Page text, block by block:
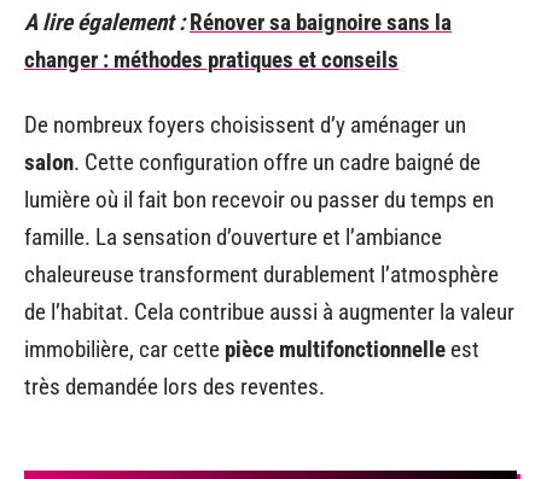
A lire également : Rénover sa baignoire sans la
changer : méthodes pratiques et conseils
De nombreux foyers choisissent d’y aménager un
salon. Cette configuration offre un cadre baigné de
lumière où il fait bon recevoir ou passer du temps en
famille. La sensation d’ouverture et l’ambiance
chaleureuse transforment durablement l’atmosphère
de l’habitat. Cela contribue aussi à augmenter la valeur
immobilière, car cette pièce multifonctionnelle est
très demandée lors des reventes.